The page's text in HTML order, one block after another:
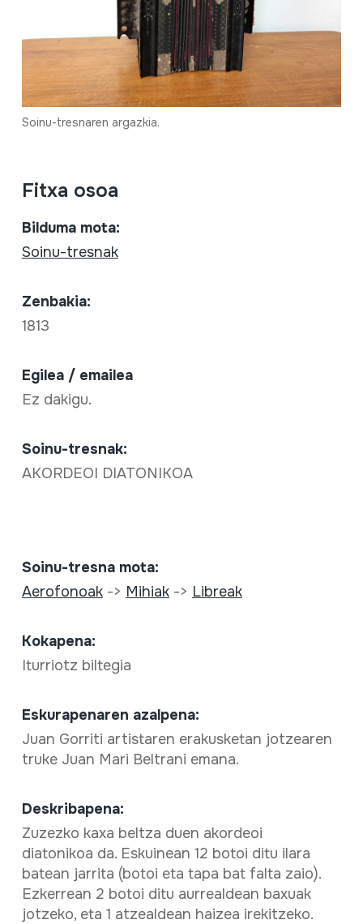
Soinu-tresnaren argazkia.
Fitxa osoa
Bilduma mota:
Soinu-tresnak
Zenbakia:
1813
Egilea / emailea
Ez dakigu.
Soinu-tresnak:
AKORDEOI DIATONIKOA
Soinu-tresna mota:
Aerofonoak-> Mihiak-> Libreak
Kokapena:
Iturriotz biltegia
Eskurapenaren azalpena:
Juan Gorriti artistaren erakusketan jotzearen
truke Juan Mari Beltrani emana.
Deskribapena:
Zuzezko kaxa beltza duen akordeoi
diatonikoa da. Eskuinean 12 botoi ditu ilara
batean jarrita (botoi eta tapa bat falta zaio).
Ezkerrean 2 botoi ditu aurrealdean baxuak
jotzeko, eta 1 atzealdean haizea irekitzeko.